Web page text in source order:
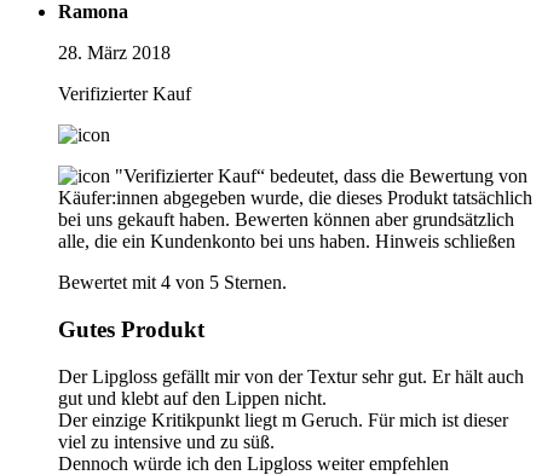
Ramona
28. März 2018
Verifizierter Kauf
"Verifizierter Kauf“ bedeutet, dass die Bewertung von
Käufer:innen abgegeben wurde, die dieses Produkt tatsächlich
bei uns gekauft haben. Bewerten können aber grundsätzlich
alle, die ein Kundenkonto bei uns haben. Hinweis schließen
Bewertet mit 4 von 5 Sternen.
Gutes Produkt
Der Lipgloss gefällt mir von der Textur sehr gut. Er hält auch
gut und klebt auf den Lippen nicht.
Der einzige Kritikpunkt liegt m Geruch. Für mich ist dieser
viel zu intensive und zu süß.
Dennoch würde ich den Lipgloss weiter empfehlen